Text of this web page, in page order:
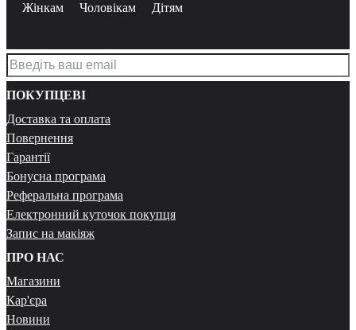
Жінкам Чоловікам Дітям
ПОКУПЦЕВІ
Доставка та оплата
Повернення
Гарантії
Бонусна програма
Реферальна програма
Електронний куточок покупця
Запис на макіяж
ПРО НАС
Магазини
Кар'єра
Новини